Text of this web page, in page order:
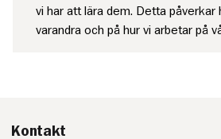
vi har att lära dem. Detta påverkar
varandra och på hur vi arbetar på
Kontakt